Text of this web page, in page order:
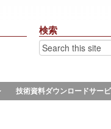
検索
技術資料ダウンロードサー